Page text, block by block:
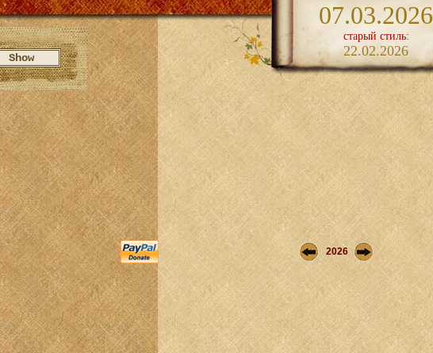
07.03.2026
старый стиль:
22.02.2026
2026